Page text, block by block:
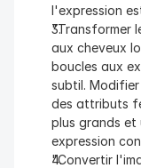
l'expression
"Transformer
aux cheveux
boucles aux
subtil.
des attributs
plus grands
expression
"Convertir